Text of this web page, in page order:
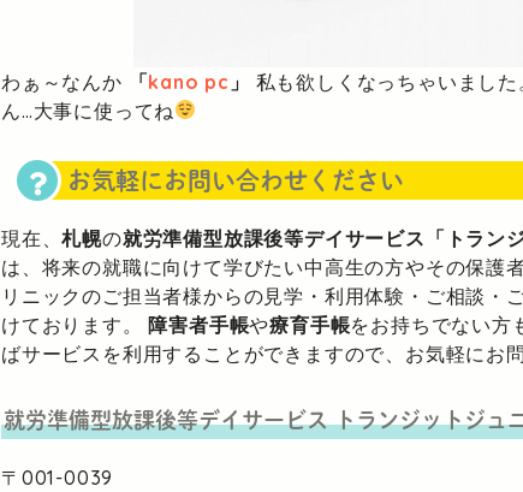
わぁ～なんか 「kano pc 」
私も欲しくなっちゃいまし
ん…大事に使ってね
お気軽にお問い合わせください
現在、札幌の就労準備型放課後等デイサービス「トラン
は、将来の就職に向けて学びたい中高生の方やその保護
リニックのご担当者様からの見学・利用体験・ご相談・
けております。障害者手帳や療育手帳をお持ちでない方
ばサービスを利用することができますので、お気軽にお
就労準備型放課後等デイサービストランジットジュ
〒001-0039